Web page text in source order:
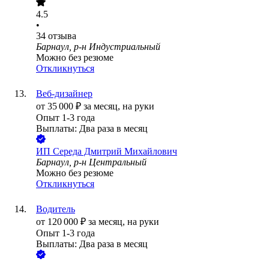
4.5
•
34 отзыва
Барнаул, р-н Индустриальный
Можно без резюме
Откликнуться
Веб-дизайнер
от 35 000 ₽ за месяц, на руки
Опыт 1-3 года
Выплаты: Два раза в месяц
ИП Середа Дмитрий Михайлович
Барнаул, р-н Центральный
Можно без резюме
Откликнуться
Водитель
от 120 000 ₽ за месяц, на руки
Опыт 1-3 года
Выплаты: Два раза в месяц